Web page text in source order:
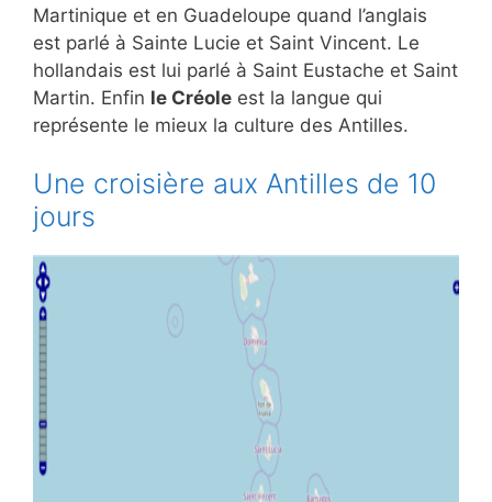
Martinique et en Guadeloupe quand l’anglais
est parlé à Sainte Lucie et Saint Vincent. Le
hollandais est lui parlé à Saint Eustache et Saint
Martin. Enfin le Créole est la langue qui
représente le mieux la culture des Antilles.
Une croisière aux Antilles de 10
jours